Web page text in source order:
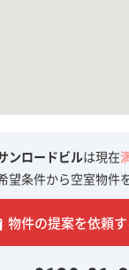
ンロードビルは現在
望条件から空室物件
物件の提案を依頼す